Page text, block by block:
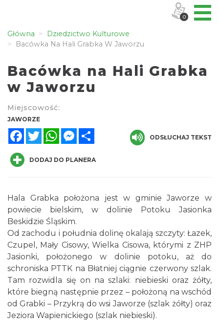
Główna
Dziedzictwo Kulturowe
Bacówka Na Hali Grabka W Jaworzu
Bacówka na Hali Grabka
w Jaworzu
Miejscowość:
JAWORZE
FacebookTwitterWhatsAppMessenger
ODSŁUCHAJ TEKST
DODAJ DO PLANERA
Hala Grabka położona jest w gminie Jaworze w
powiecie bielskim, w dolinie Potoku Jasionka
Beskidzie Śląskim.
Od zachodu i południa dolinę okalają szczyty: Łazek,
Czupel, Mały Cisowy, Wielka Cisowa, którymi z ZHP
Jasionki, położonego w dolinie potoku, aż do
schroniska PTTK na Błatniej ciągnie czerwony szlak.
Tam rozwidla się on na szlaki: niebieski oraz żółty,
które biegną następnie przez – położoną na wschód
od Grabki – Przykrą do wsi Jaworze (szlak żółty) oraz
Jeziora Wapienickiego (szlak niebieski).
0